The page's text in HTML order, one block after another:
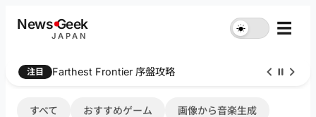
NewsGeek
JAPAN
☀︎ ☰
注目 Farthest Frontier 序盤攻略
すべて おすすめゲーム 画像から音楽生成